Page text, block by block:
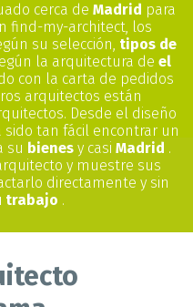
cerca de Madrid para
find-my-architect, los
su selección, tipos de
la arquitectura de el
con la carta de pedidos
arquitectos están
Desde el diseño
tan fácil encontrar un
su bienes y casi Madrid .
y muestre sus
directamente y sin
trabajo .